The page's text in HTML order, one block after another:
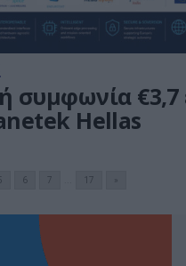
συμφωνία €3,7
Hellas
6 7 17